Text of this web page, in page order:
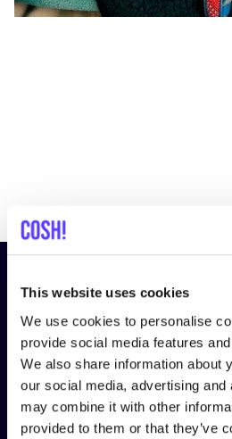
This website uses cookies
We use cookies to personalise
provide social media features
We also share information about
our social media, advertising
may combine it with other
provided to them or that they’ve
¡Suscríbete a
y mantente
Nombre *
Correo electrónico*